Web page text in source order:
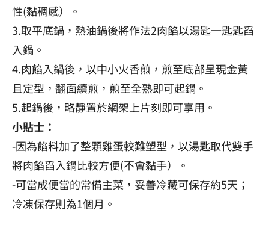
性(黏稠感）。
3.取平底鍋，熱油鍋後將作法2肉餡以湯匙一匙匙舀
入鍋。
4.肉餡入鍋後，以中小火香煎，煎至底部呈現金黃
且定型，翻面續煎，煎至全熟即可起鍋。
5.起鍋後，略靜置於網架上片刻即可享用。
小貼士：
-因為餡料加了整顆雞蛋較難塑型，以湯匙取代雙手
將肉餡舀入鍋比較方便(不會黏手）。
-可當成便當的常備主菜，妥善冷藏可保存約5天；
冷凍保存則為1個月。